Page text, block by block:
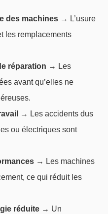
des machines → L’usure
les remplacements
réparation → Les
avant qu’elles ne
→ Les accidents dus
ou électriques sont
→ Les machines
ce qui réduit les
réduite → Un